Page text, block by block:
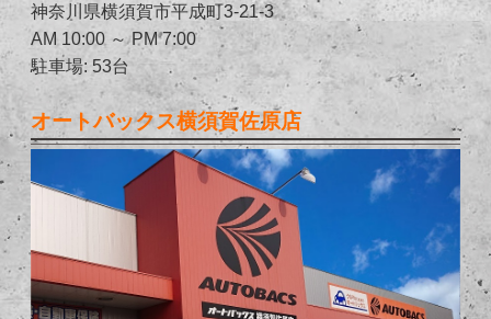
神奈川県横須賀市平成町3-21-3
AM 10:00 ～ PM 7:00
駐車場: 53台
オートバックス横須賀佐原店